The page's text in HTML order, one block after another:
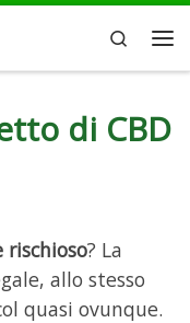
Search
di CBD
rischioso? La
allo stesso
quasi ovunque.